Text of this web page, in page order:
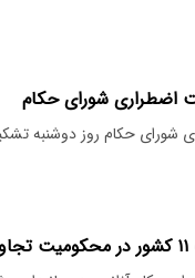
اضطراری شورای حکام
حکام روز دوشنبه